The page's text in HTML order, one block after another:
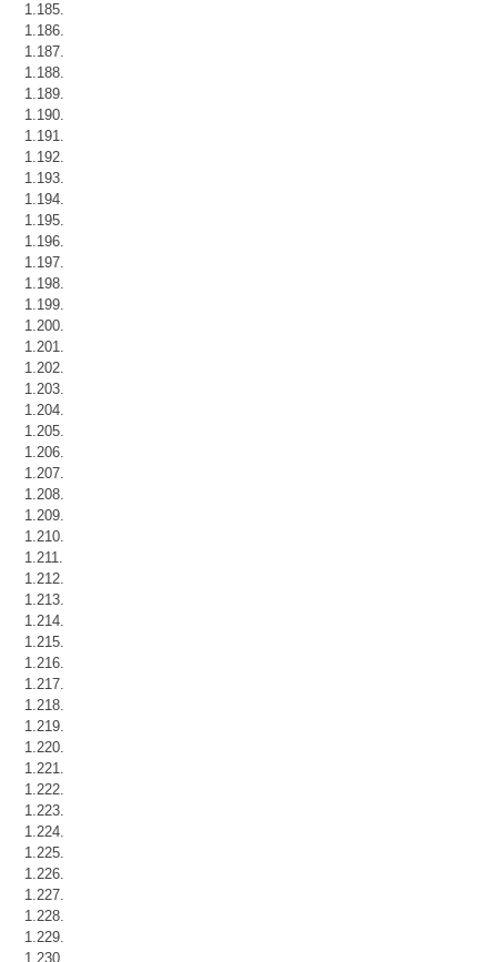
1.185.
1.186.
1.187.
1.188.
1.189.
1.190.
1.191.
1.192.
1.193.
1.194.
1.195.
1.196.
1.197.
1.198.
1.199.
1.200.
1.201.
1.202.
1.203.
1.204.
1.205.
1.206.
1.207.
1.208.
1.209.
1.210.
1.211.
1.212.
1.213.
1.214.
1.215.
1.216.
1.217.
1.218.
1.219.
1.220.
1.221.
1.222.
1.223.
1.224.
1.225.
1.226.
1.227.
1.228.
1.229.
1.230.